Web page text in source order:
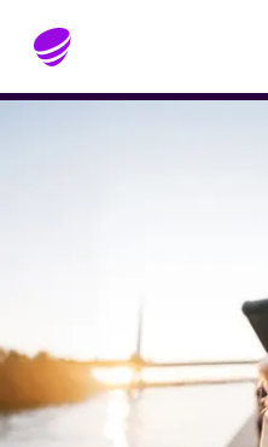
Gå till sidans innehåll